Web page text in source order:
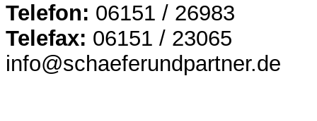
Telefon: 06151 / 26983
Telefax: 06151 / 23065
info@schaeferundpartner.de